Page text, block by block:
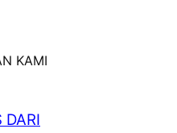
KAMI
DARI